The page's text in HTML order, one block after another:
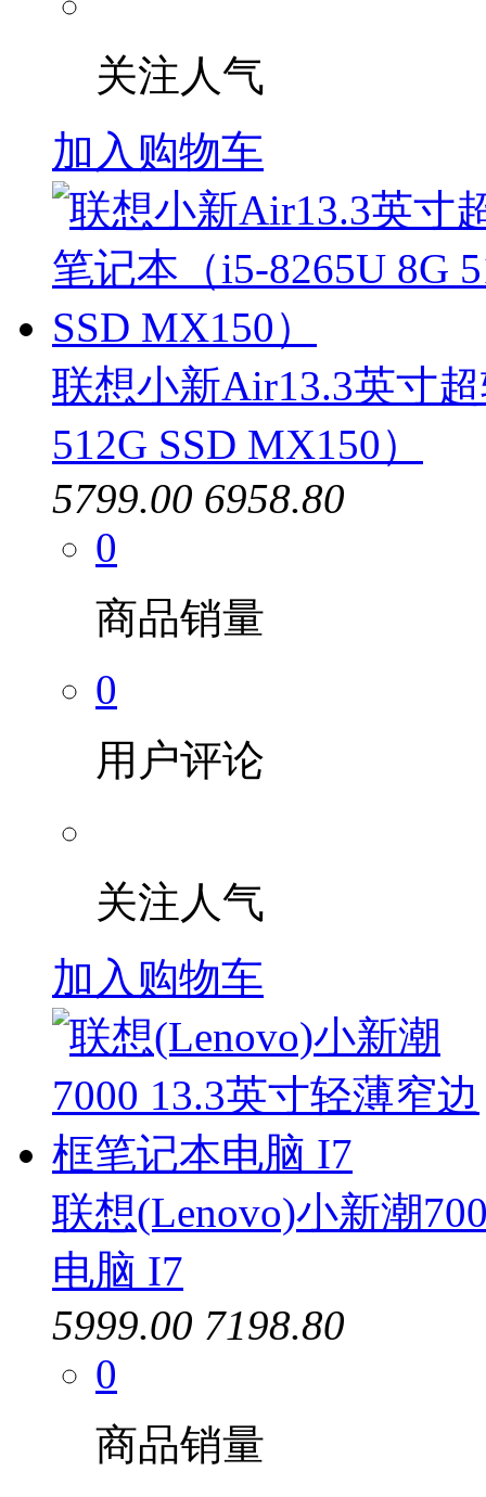
关注人气
加入购物车
联想小新Air13.3英寸
512G SSD MX150）
5799.00 6958.80
0
商品销量
0
用户评论
关注人气
加入购物车
联想(Lenovo)小新潮
电脑 I7
5999.00 7198.80
0
商品销量